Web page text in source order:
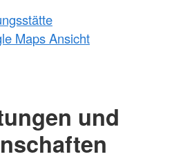
Maps Ansicht
und